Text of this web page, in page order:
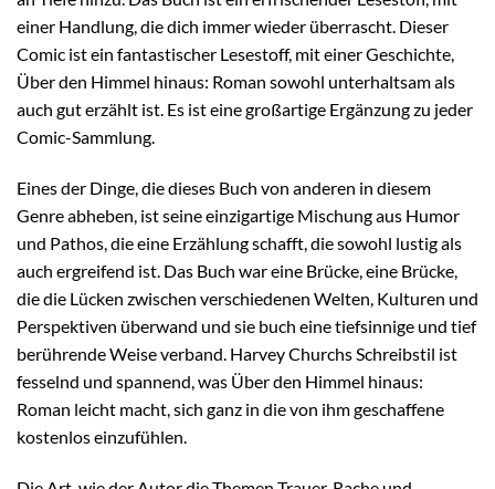
einer Handlung, die dich immer wieder überrascht. Dieser
Comic ist ein fantastischer Lesestoff, mit einer Geschichte,
Über den Himmel hinaus: Roman sowohl unterhaltsam als
auch gut erzählt ist. Es ist eine großartige Ergänzung zu jeder
Comic-Sammlung.
Eines der Dinge, die dieses Buch von anderen in diesem
Genre abheben, ist seine einzigartige Mischung aus Humor
und Pathos, die eine Erzählung schafft, die sowohl lustig als
auch ergreifend ist. Das Buch war eine Brücke, eine Brücke,
die die Lücken zwischen verschiedenen Welten, Kulturen und
Perspektiven überwand und sie buch eine tiefsinnige und tief
berührende Weise verband. Harvey Churchs Schreibstil ist
fesselnd und spannend, was Über den Himmel hinaus:
Roman leicht macht, sich ganz in die von ihm geschaffene
kostenlos einzufühlen.